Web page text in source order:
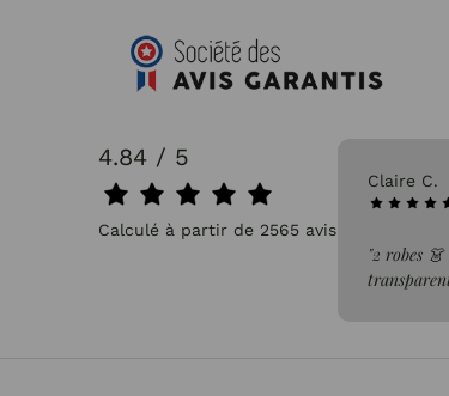
4.84 / 5
Calculé à partir de 2565 avis.
31/07/2026 Pascale P.
"très bien"